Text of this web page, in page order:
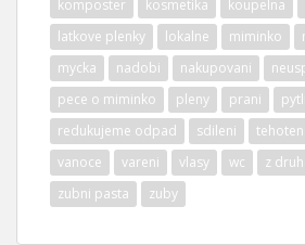
komposter
kosmetika koupelna
latkove plenky
lokalne miminko
mycka
nadobi nakupovani
pece o miminko
pleny prani
redukujeme odpad
sdileni
vanoce
vareni vlasy wc z
zubni pasta
zuby